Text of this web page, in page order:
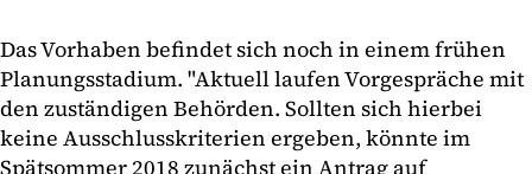
Das Vorhaben befindet sich noch in einem frühen
Planungsstadium. "Aktuell laufen Vorgespräche mit
den zuständigen Behörden. Sollten sich hierbei
keine Ausschlusskriterien ergeben, könnte im
Spätsommer 2018 zunächst ein Antrag auf